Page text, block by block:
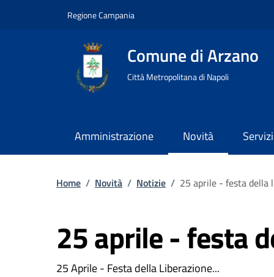
Regione Campania
Comune di Arzano
Città Metropolitana di Napoli
Amministrazione Novità Servizi
Home / Novità / Notizie / 25 aprile - festa della
25 aprile - festa
25 Aprile - Festa della Liberazione...